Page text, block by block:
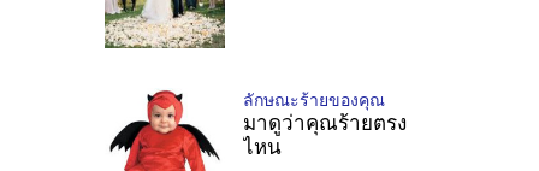
ลักษณะร้ายของคุณ
มาดูว่าคุณร้ายตรง
ไหน